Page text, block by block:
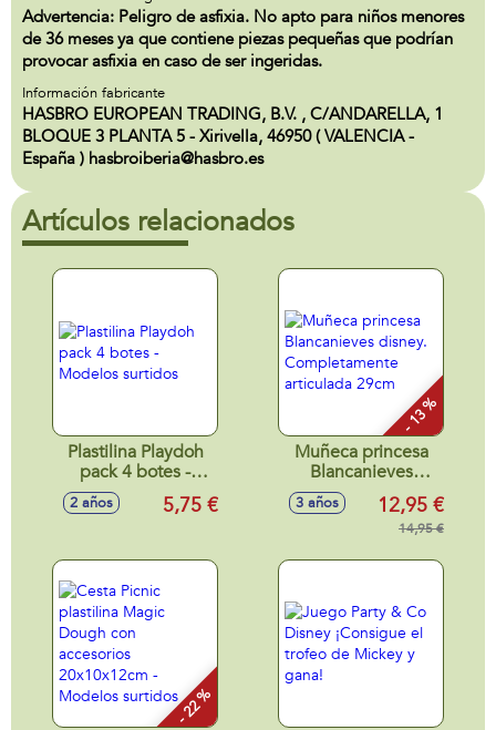
Advertencia: Peligro de asfixia. No apto para niños menores
de 36 meses ya que contiene piezas pequeñas que podrían
provocar asfixia en caso de ser ingeridas.
Información fabricante
HASBRO EUROPEAN TRADING, B.V. , C/ANDARELLA, 1
BLOQUE 3 PLANTA 5 - Xirivella, 46950 ( VALENCIA -
España ) hasbroiberia@hasbro.es
Artículos relacionados
Plastilina Playdoh
pack 4 botes -
Modelos surtidos
2 años 5,75 €
- 13 %
Muñeca princesa
Blancanieves
disney.
Completamente
articulada 29cm
3 años 12,95 €
14,95 €
- 22 %